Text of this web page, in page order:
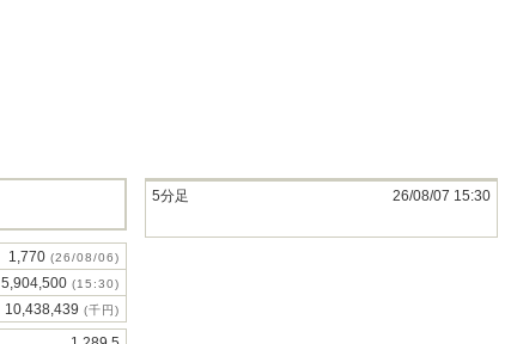
1,770 (26/08/06)
5,904,500 (15:30)
10,438,439 (千円)
5分足 26/08/07 15:30